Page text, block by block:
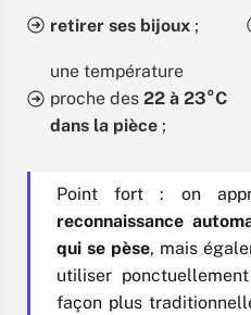
retirer ses bijoux;
une température
proche des22 à 23°C
dans la pièce;
Point fort : on
reconnaissance
qui se pèse, mais
utiliser
façon plus